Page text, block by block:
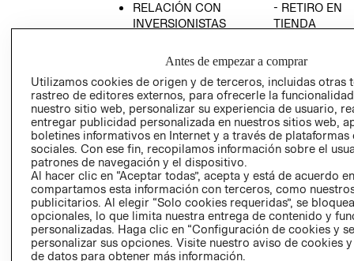
RELACIÓN CON
INVERSIONISTAS
EMPRESARIAL
- RETIRO EN
TIENDA
CONDICIONES
AVISO DE
PRIVACIDAD
GIFT CARD
AVISO DE
Antes de empezar a comprar
Utilizamos cookies de origen y de terceros, incluidas otras
rastreo de editores externos, para ofrecerle la
nuestro sitio web, personalizar su experiencia de usuario,
entregar publicidad personalizada en nuestros sitios web,
boletines informativos en Internet y a través de plataformas
sociales. Con ese fin, recopilamos información sobre el
patrones de navegación y el dispositivo.
Al hacer clic en “Aceptar todas”, acepta y está de acuerdo
compartamos esta información con terceros, como
publicitarios. Al elegir “Solo cookies requeridas”, se
opcionales, lo que limita nuestra entrega de contenido y
personalizadas. Haga clic en “Configuración de cookies y
personalizar sus opciones. Visite nuestro aviso de cookies
de datos para obtener más información.